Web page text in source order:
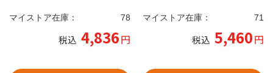
マイストア在庫： 78
税込 4,836円
マイストア在庫： 71
税込 5,460円